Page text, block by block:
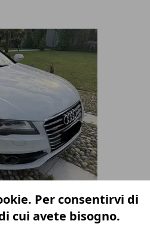
quattro s-tronic
Per consentirvi di
cui avete bisogno.